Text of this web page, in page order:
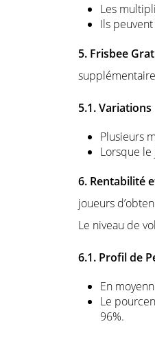
Les
Ils
5. Frisbee
5.1. Variations
Plusieurs
Lorsque
6. Rentabilité
joueurs
Le niveau de
6.1. Profil de
En
Le
96%.